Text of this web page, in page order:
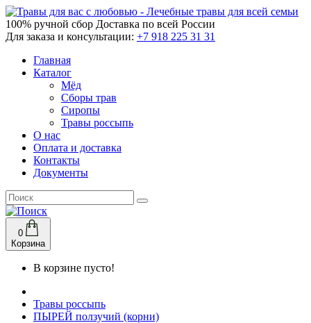
100% ручной сбор Доставка по всей России
Для заказа и консультации: +7 918 225 31 31
Главная
Каталог
Мёд
Сборы трав
Сиропы
Травы россыпь
О нас
Оплата и доставка
Контакты
Документы
0
Корзина
В корзине пусто!
Травы россыпь
ПЫРЕЙ ползучий (корни)